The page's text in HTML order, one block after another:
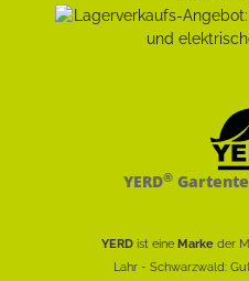
YERD®
YERD ist eine Marke der
Lahr - Schwarzwald: